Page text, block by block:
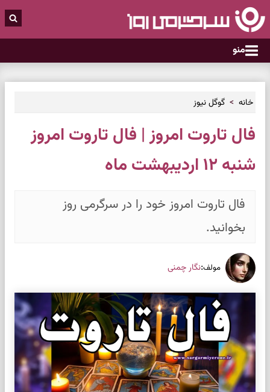
منو
خانه گوگل نیوز
فال تاروت امروز | فال تاروت امروز
شنبه ۱۲ اردیبهشت ماه
فال تاروت امروز خود را در سرگرمی روز
بخوانید.
مولف:نگار چمنی